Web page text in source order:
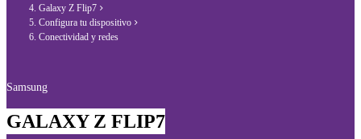
Galaxy Z Flip7
Configura tu dispositivo
Conectividad y redes
Samsung
GALAXY Z FLIP7